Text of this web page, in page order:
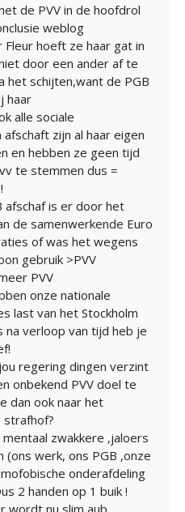
de PVV in de hoofdrol
weblog
hoeft ze haar gat in
door een ander af te
het schijten,want de PGB
haar
alle sociale
zijn al haar eigen
en hebben ze geen tijd
te stemmen dus =
afschaf is er door het
de samenwerkende Euro
of was het wegens
gebruik >PVV
PVV
onze nationale
last van het Stockholm
na verloop van tijd heb je
regering dingen verzint
onbekend PVV doel te
dan ook naar het
strafhof?
mentaal zwakkere ,jaloers
(ons werk, ons PGB ,onze
onderafdeling
2 handen op 1 buik !
wordt nu slim aub